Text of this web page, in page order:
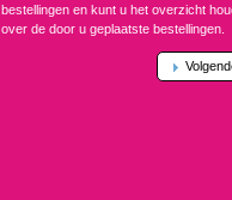
bestellingen en kunt u het overzicht
over de door u geplaatste bestellingen.